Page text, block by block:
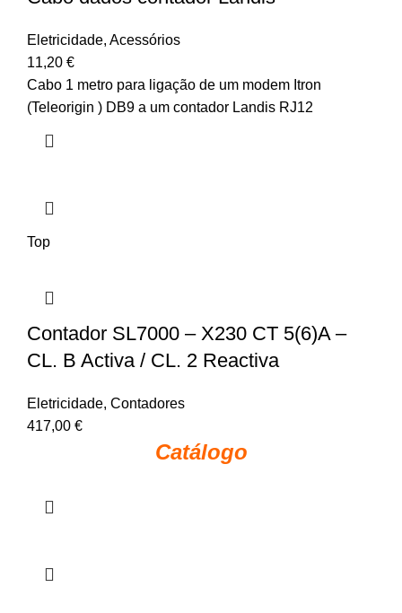
Eletricidade, Acessórios
11,20 €
Cabo 1 metro para ligação de um modem Itron
(Teleorigin ) DB9 a um contador Landis RJ12
Top
Contador SL7000 – X230 CT 5(6)A –
CL. B Activa / CL. 2 Reactiva
Eletricidade, Contadores
417,00 €
Catálogo